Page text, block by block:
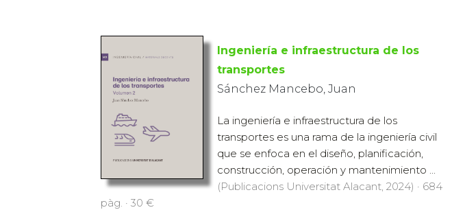
Ingeniería e infraestructura de los
transportes
Sánchez Mancebo, Juan
La ingeniería e infraestructura de los
transportes es una rama de la ingeniería civil
que se enfoca en el diseño, planificación,
construcción, operación y mantenimiento ...
(Publicacions Universitat Alacant, 2024) · 684
pàg. · 30 €